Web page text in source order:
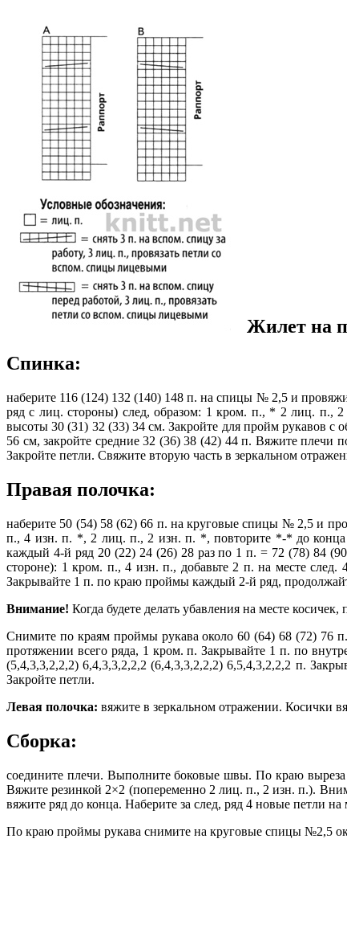
Жилет на
Спинка:
наберите 116 (124) 132 (140) 148 п. на спицы № 2,5 и
ряд с лиц. стороны) след, образом: 1 кром. п., * 2 лиц. п.,
высоты 30 (31) 32 (33) 34 см. Закройте для пройм рукавов с
56 см, закройте средние 32 (36) 38 (42) 44 п. Вяжите плечи
Закройте петли. Свяжите вторую часть в зеркальном
Правая полочка:
наберите 50 (54) 58 (62) 66 п. на круговые спицы № 2,5 и
п., 4 изн. п. *, 2 лиц. п., 2 изн. п. *, повторите *-* до конца
каждый 4-й ряд 20 (22) 24 (26) 28 раз по 1 п. = 72 (78) 84
стороне): 1 кром. п., 4 изн. п., добавьте 2 п. на месте
Закрывайте 1 п. по краю проймы каждый 2-й ряд,
Внимание! Когда будете делать убавления на месте
Снимите по краям проймы рукава около 60 (64) 68 (72) 76
протяжении всего ряда, 1 кром. п. Закрывайте 1 п. по
(5,4,3,3,2,2,2) 6,4,3,3,2,2,2 (6,4,3,3,2,2,2) 6,5,4,3,2,2,2 п.
Закройте петли.
Левая полочка: вяжите в зеркальном отражении. Косички
Сборка:
соедините плечи. Выполните боковые швы. По краю
Вяжите резинкой 2×2 (попеременно 2 лиц. п., 2 изн. п.).
вяжите ряд до конца. Наберите за след, ряд 4 новые петли
По краю проймы рукава снимите на круговые спицы №2,5